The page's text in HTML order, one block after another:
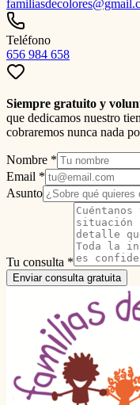
Teléfono
656 984 658
Siempre gratuito y
que dedicamos nuestro
cobraremos nunca nada
Nombre *
Email *
Asunto
Tu consulta *
Enviar consulta gratuita